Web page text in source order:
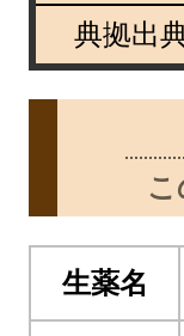
典拠出
生薬名